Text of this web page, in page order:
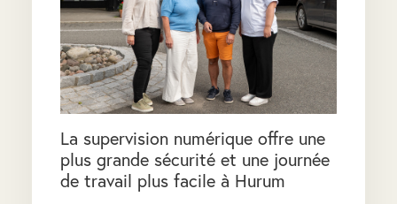
La supervision numérique offre une
plus grande sécurité et une journée
de travail plus facile à Hurum